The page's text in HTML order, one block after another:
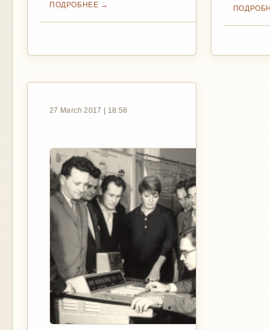
ПОДРОБНЕЕ
27 March 2017 | 18:58